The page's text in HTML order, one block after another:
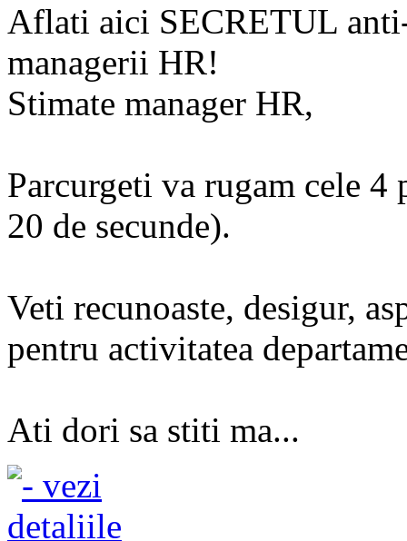
Aflati aici SECRETUL
managerii HR!
Stimate manager HR,
Parcurgeti va rugam cele 4
20 de secunde).
Veti recunoaste, desigur,
pentru activitatea
Ati dori sa stiti ma...